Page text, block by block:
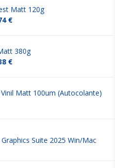
Matt 120g
€
380g
€
Matt 100um (Autocolante)
Suite 2025 Win/Mac